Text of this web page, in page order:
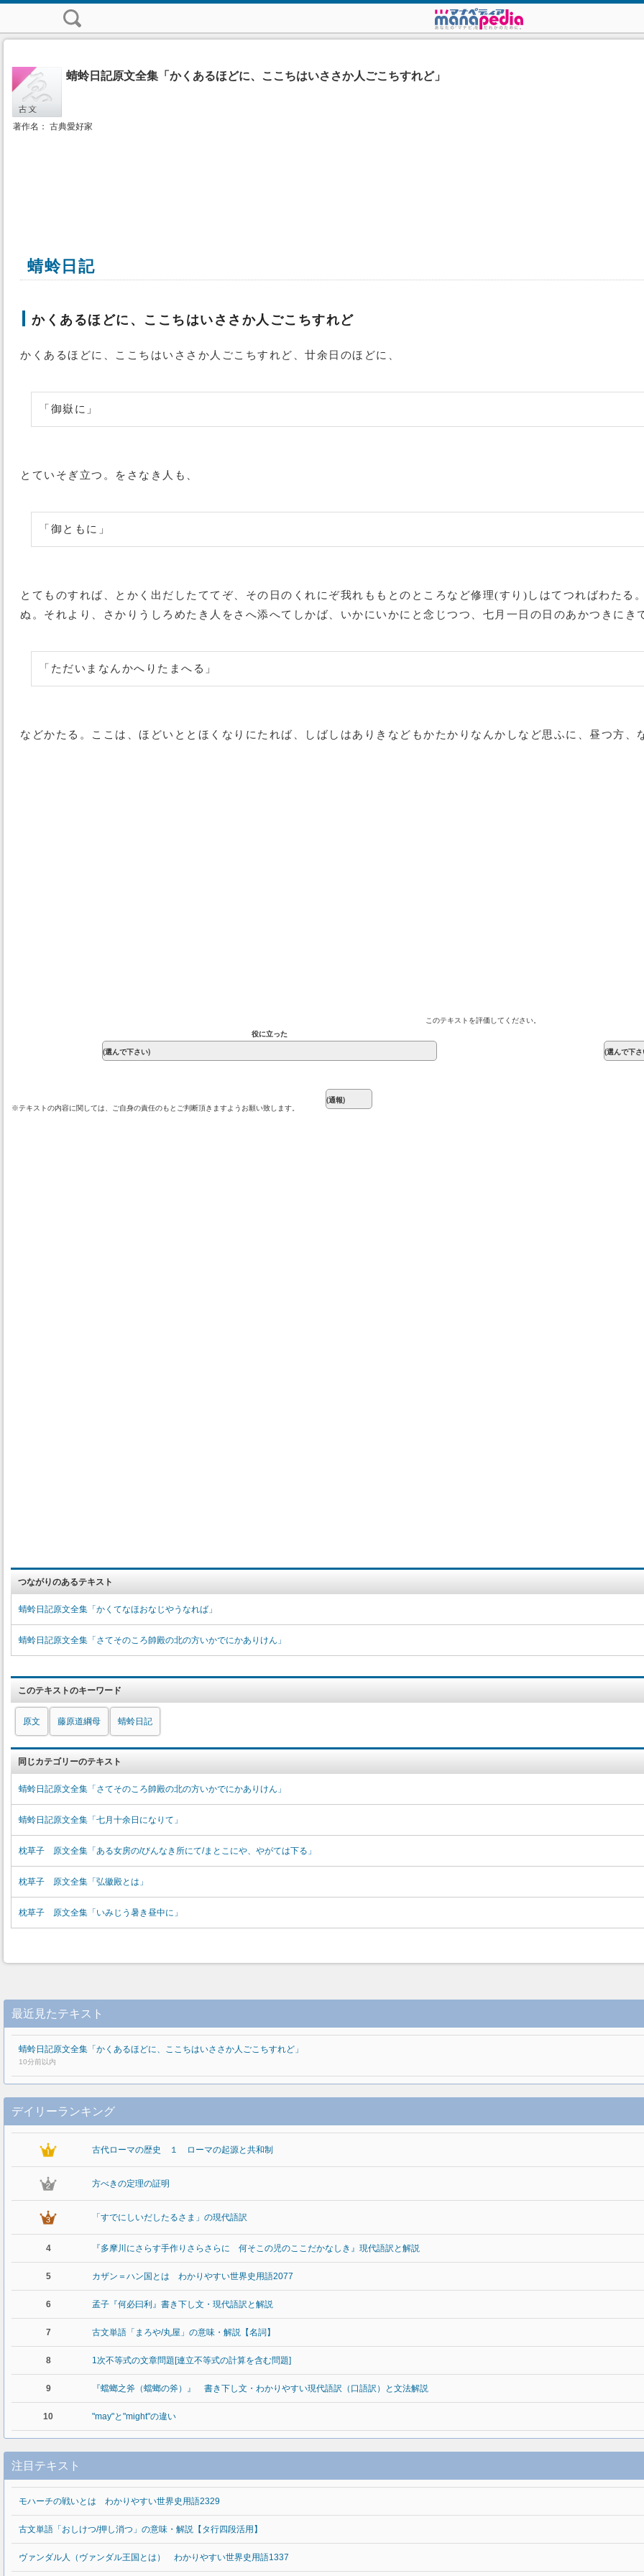
蜻蛉日記原文全集「かくあるほどに、ここちはいささか人ごこちすれど」
著作名： 古典愛好家
蜻蛉日記
かくあるほどに、ここちはいささか人ごこちすれど
かくあるほどに、ここちはいささか人ごこちすれど、廿余日のほどに、
「御嶽に」
とていそぎ立つ。をさなき人も、
「御ともに」
とてものすれば、とかく出だしたててぞ、その日のくれにぞ我れももとのところなど修理(すり)しはてつればわたる
ぬ。それより、さかりうしろめたき人をさへ添へてしかば、いかにいかにと念じつつ、七月一日の日のあかつきにき
「ただいまなんかへりたまへる」
などかたる。ここは、ほどいととほくなりにたれば、しばしはありきなどもかたかりなんかしなど思ふに、昼つ方
このテキストを評価してください。
役に立った
※テキストの内容に関しては、ご自身の責任のもとご判断頂きますようお願い致します。
つながりのあるテキスト
蜻蛉日記原文全集「かくてなほおなじやうなれば」
蜻蛉日記原文全集「さてそのころ帥殿の北の方いかでにかありけん」
このテキストのキーワード
原文 藤原道綱母 蜻蛉日記
同じカテゴリーのテキスト
蜻蛉日記原文全集「さてそのころ帥殿の北の方いかでにかありけん」
蜻蛉日記原文全集「七月十余日になりて」
枕草子 原文全集「ある女房の/びんなき所にて/まとこにや、やがては下る」
枕草子 原文全集「弘徽殿とは」
枕草子 原文全集「いみじう暑き昼中に」
最近見たテキスト
蜻蛉日記原文全集「かくあるほどに、ここちはいささか人ごこちすれど」
10分前以内
デイリーランキング
古代ローマの歴史 １ ローマの起源と共和制
方べきの定理の証明
「すでにしいだしたるさま」の現代語訳
4 『多摩川にさらす手作りさらさらに 何そこの児のここだかなしき』現代語訳と解説
5 カザン＝ハン国とは わかりやすい世界史用語2077
6 孟子『何必曰利』書き下し文・現代語訳と解説
7 古文単語「まろや/丸屋」の意味・解説【名詞】
8 1次不等式の文章問題[連立不等式の計算を含む問題]
9 『蟷螂之斧（蟷螂の斧）』 書き下し文・わかりやすい現代語訳（口語訳）と文法解説
10 "may"と"might"の違い
注目テキスト
モハーチの戦いとは わかりやすい世界史用語2329
古文単語「おしけつ/押し消つ」の意味・解説【タ行四段活用】
ヴァンダル人（ヴァンダル王国とは） わかりやすい世界史用語1337